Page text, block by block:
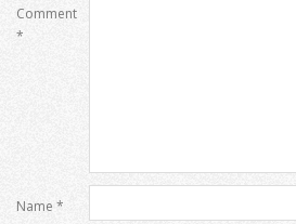
Comment
*
Name *